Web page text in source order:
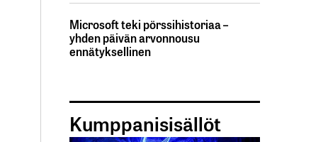
Microsoft teki pörssihistoriaa –
yhden päivän arvonnousu
ennätyksellinen
Kumppanisisällöt